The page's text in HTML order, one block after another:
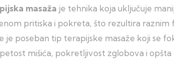
masaža je tehnika koja uključuje
pritiska i pokreta, što rezultira raznim
je poseban tip terapijske masaže koji se
mišića, pokretljivost zglobova i opšta